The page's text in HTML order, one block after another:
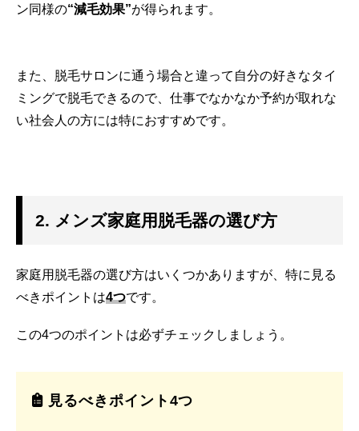
ン同様の“減毛効果”が得られます。
また、脱毛サロンに通う場合と違って自分の好きなタイ
ミングで脱毛できるので、仕事でなかなか予約が取れな
い社会人の方には特におすすめです。
2. メンズ家庭用脱毛器の選び方
家庭用脱毛器の選び方はいくつかありますが、特に見る
べきポイントは4つです。
この4つのポイントは必ずチェックしましょう。
見るべきポイント4つ